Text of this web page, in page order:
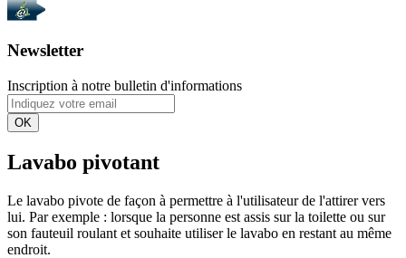
Newsletter
Inscription à notre bulletin d'informations
OK
Lavabo pivotant
Le lavabo pivote de façon à permettre à l'utilisateur de l'attirer vers
lui. Par exemple : lorsque la personne est assis sur la toilette ou sur
son fauteuil roulant et souhaite utiliser le lavabo en restant au même
endroit.